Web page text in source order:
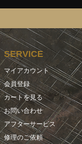
SERVICE
マイアカウント
会員登録
カートを見る
お問い合わせ
アフターサービス
修理のご依頼